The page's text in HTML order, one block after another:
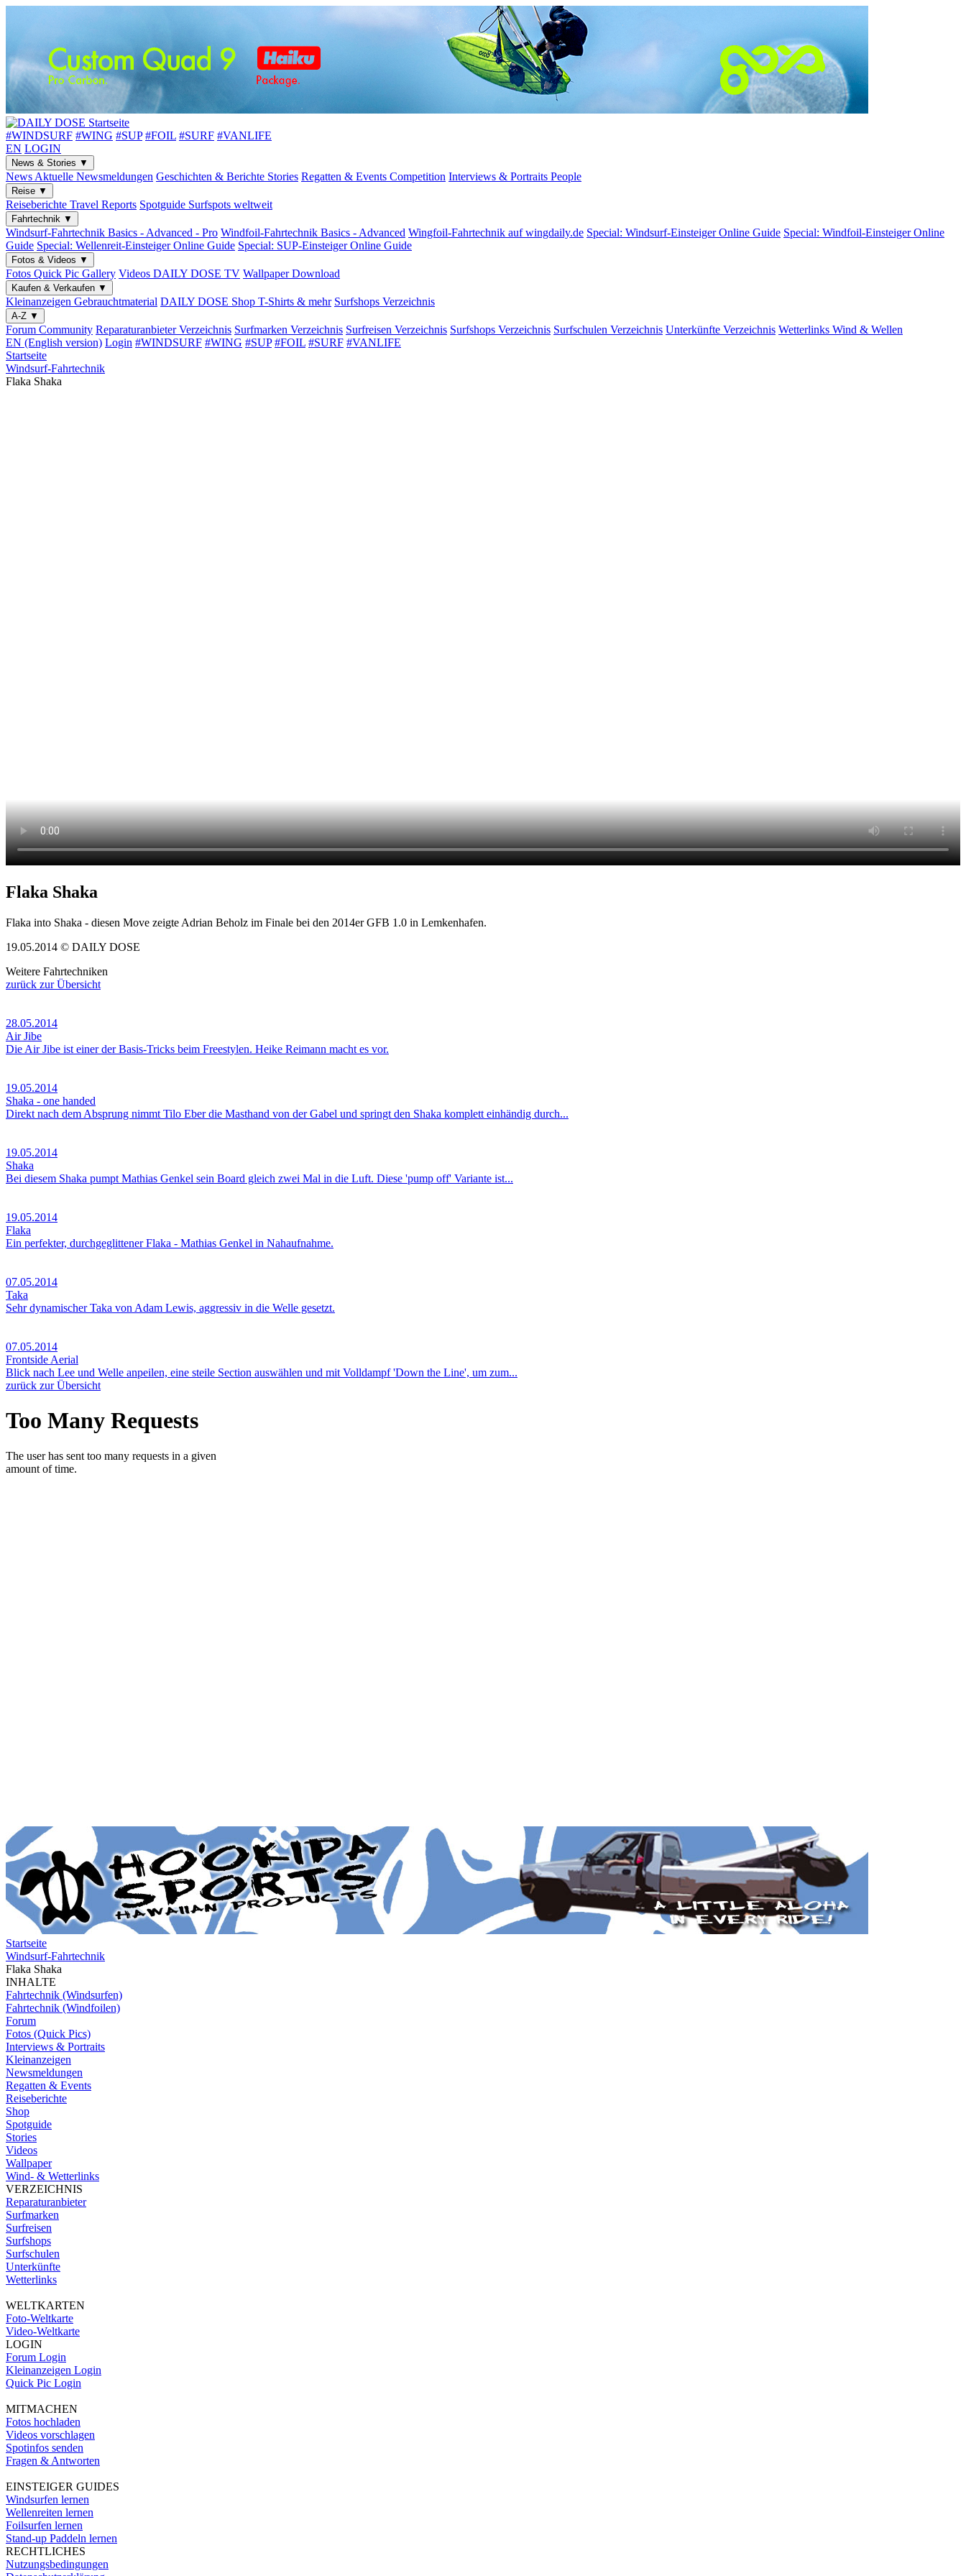
#WINDSURF #WING #SUP #FOIL #SURF #VANLIFE
EN LOGIN
News & Stories ▼
News Aktuelle Newsmeldungen Geschichten & Berichte Stories Regatten & Events Competition Interviews & Portraits People
Reise ▼
Reiseberichte Travel Reports Spotguide Surfspots weltweit
Fahrtechnik ▼
Windsurf-Fahrtechnik Basics - Advanced - Pro Windfoil-Fahrtechnik Basics - Advanced Wingfoil-Fahrtechnik auf wingdaily.de Special: Windsurf-EinsteigerOnline Guide Special: Windfoil-EinsteigerOnline
Guide Special: Wellenreit-EinsteigerOnline Guide Special: SUP-EinsteigerOnline Guide
Fotos & Videos ▼
Fotos Quick Pic Gallery Videos DAILY DOSE TV WallpaperDownload
Kaufen & Verkaufen ▼
Kleinanzeigen Gebrauchtmaterial DAILY DOSE Shop T-Shirts & mehr Surfshops Verzeichnis
A-Z ▼
Forum Community ReparaturanbieterVerzeichnis Surfmarken Verzeichnis Surfreisen Verzeichnis Surfshops Verzeichnis Surfschulen Verzeichnis Unterkünfte Verzeichnis Wetterlinks Wind & Wellen
EN (English version) Login #WINDSURF #WING #SUP #FOIL #SURF #VANLIFE
Startseite
Windsurf-Fahrtechnik
Flaka Shaka
Flaka Shaka
Flaka into Shaka - diesen Move zeigte Adrian Beholz im Finale bei den 2014er GFB 1.0 in Lemkenhafen.
19.05.2014 © DAILY DOSE
Weitere Fahrtechniken
zurück zur Übersicht
28.05.2014
Air Jibe
Die Air Jibe ist einer der Basis-Tricks beim Freestylen. Heike Reimann macht es vor.
19.05.2014
Shaka - one handed
Direkt nach dem Absprung nimmt Tilo Eber die Masthand von der Gabel und springt den Shaka komplett einhändig durch...
19.05.2014
Shaka
Bei diesem Shaka pumpt Mathias Genkel sein Board gleich zwei Mal in die Luft. Diese 'pump off' Variante ist...
19.05.2014
Flaka
Ein perfekter, durchgeglittener Flaka - Mathias Genkel in Nahaufnahme.
07.05.2014
Taka
Sehr dynamischer Taka von Adam Lewis, aggressiv in die Welle gesetzt.
07.05.2014
Frontside Aerial
Blick nach Lee und Welle anpeilen, eine steile Section auswählen und mit Volldampf 'Down the Line', um zum...
zurück zur Übersicht
Startseite
Windsurf-Fahrtechnik
Flaka Shaka
INHALTE
Fahrtechnik (Windsurfen)
Fahrtechnik (Windfoilen)
Forum
Fotos (Quick Pics)
Interviews & Portraits
Kleinanzeigen
Newsmeldungen
Regatten & Events
Reiseberichte
Shop
Spotguide
Stories
Videos
Wallpaper
Wind- & Wetterlinks
VERZEICHNIS
Reparaturanbieter
Surfmarken
Surfreisen
Surfshops
Surfschulen
Unterkünfte
Wetterlinks
WELTKARTEN
Foto-Weltkarte
Video-Weltkarte
LOGIN
Forum Login
Kleinanzeigen Login
Quick Pic Login
MITMACHEN
Fotos hochladen
Videos vorschlagen
Spotinfos senden
Fragen & Antworten
EINSTEIGER GUIDES
Windsurfen lernen
Wellenreiten lernen
Foilsurfen lernen
Stand-up Paddeln lernen
RECHTLICHES
Nutzungsbedingungen